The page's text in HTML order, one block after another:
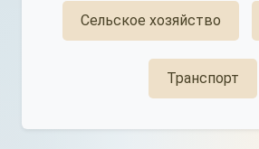
Сельское хозяйство
Транспорт